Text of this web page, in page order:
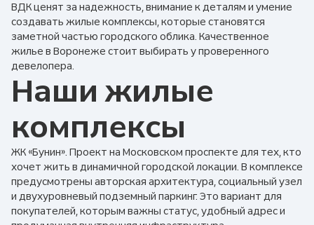
ВДК ценят за надежность, внимание к деталям и умение
создавать жилые комплексы, которые становятся
заметной частью городского облика. Качественное
жилье в Воронеже стоит выбирать у проверенного
девелопера.
Наши жилые
комплексы
ЖК «Бунин». Проект на Московском проспекте для тех, кто
хочет жить в динамичной городской локации. В комплексе
предусмотрены авторская архитектура, социальный узел
и двухуровневый подземный паркинг. Это вариант для
покупателей, которым важны статус, удобный адрес и